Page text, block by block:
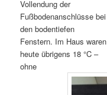
Vollendung der
Fußbodenanschlüsse bei
den bodentiefen
Fenstern. Im Haus waren
heute übrigens 18 °C –
ohne